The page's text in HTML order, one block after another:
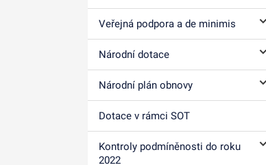
Veřejná podpora a de minimis
Národní dotace
Národní plán obnovy
Dotace v rámci SOT
Kontroly podmíněnosti do roku
2022